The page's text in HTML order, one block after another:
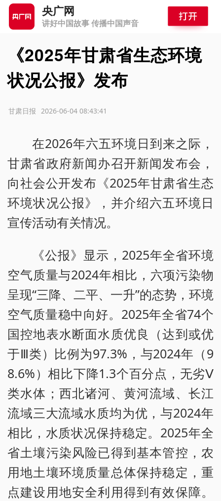
央广网
讲好中国故事 传播中国声音
《2025年甘肃省生态环境
状况公报》发布
2026-06-04 08:43:41
甘肃日报
在2026年六五环境日到来之际，
甘肃省政府新闻办召开新闻发布会，
向社会公开发布《2025年甘肃省生态
环境状况公报》，并介绍六五环境日
宣传活动有关情况。
《公报》显示，2025年全省环境
空气质量与2024年相比，六项污染物
呈现“三降、二平、一升”的态势，环境
空气质量稳中向好。2025年全省74个
国控地表水断面水质优良（达到或优
于Ⅲ类）比例为97.3%，与2024年（9
8.6%）相比下降1.3个百分点，无劣Ⅴ
类水体；西北诸河、黄河流域、长江
流域三大流域水质均为优，与2024年
相比，水质状况保持稳定。2025年全
省土壤污染风险已得到基本管控，农
用地土壤环境质量总体保持稳定，重
点建设用地安全利用得到有效保障。